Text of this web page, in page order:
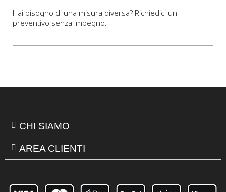
Hai bisogno di una misura diversa? Richiedici un
preventivo senza impegno.
CHI SIAMO
AREA CLIENTI